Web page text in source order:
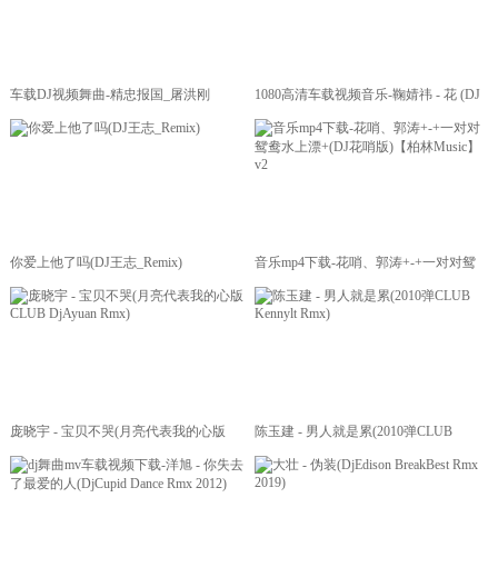
车载DJ视频舞曲-精忠报国_屠洪刚
_DJ.XH_Remix
1080高清车载视频音乐-鞠婧祎 - 花 (DJ
阿奇 ProgHouse Mix 2023 国语女)
你爱上他了吗(DJ王志_Remix)
音乐mp4下载-花哨、郭涛+-+一对对鸳
鸯水上漂+(DJ花哨版)【柏林Music】v2
庞晓宇 - 宝贝不哭(月亮代表我的心版
CLUB DjAyuan Rmx)
陈玉建 - 男人就是累(2010弹CLUB
Kennylt Rmx)